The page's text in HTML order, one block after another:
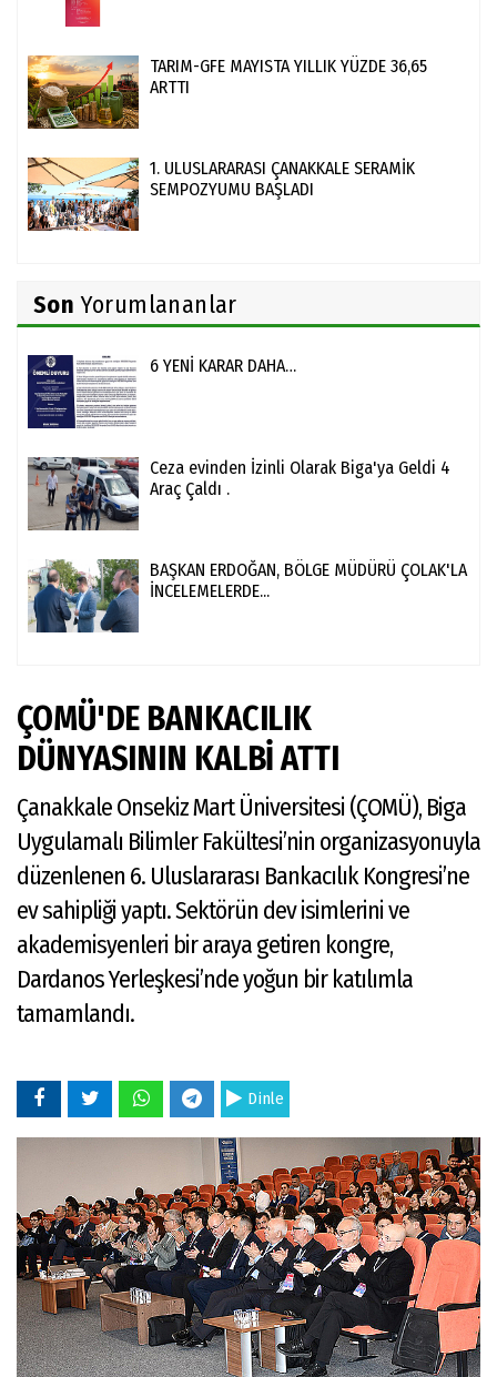
TARIM-GFE MAYISTA YILLIK YÜZDE 36,65
ARTTI
1. ULUSLARARASI ÇANAKKALE SERAMİK
SEMPOZYUMU BAŞLADI
Son Yorumlananlar
6 YENİ KARAR DAHA…
Ceza evinden İzinli Olarak Biga'ya Geldi 4
Araç Çaldı .
BAŞKAN ERDOĞAN, BÖLGE MÜDÜRÜ ÇOLAK'LA
İNCELEMELERDE...
ÇOMÜ'DE BANKACILIK
DÜNYASININ KALBİ ATTI
Çanakkale Onsekiz Mart Üniversitesi (ÇOMÜ), Biga
Uygulamalı Bilimler Fakültesi’nin organizasyonuyla
düzenlenen 6. Uluslararası Bankacılık Kongresi’ne
ev sahipliği yaptı. Sektörün dev isimlerini ve
akademisyenleri bir araya getiren kongre,
Dardanos Yerleşkesi’nde yoğun bir katılımla
tamamlandı.
Dinle